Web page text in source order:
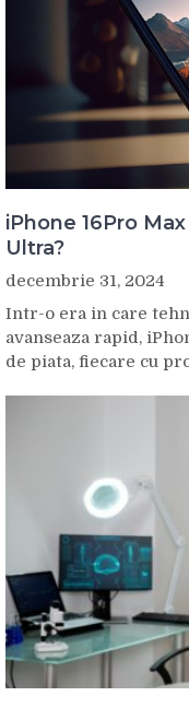
iPhone 16Pro
Ultra?
decembrie 31, 2024
Intr-o era in care
avanseaza rapid,
de piata, fiecare cu